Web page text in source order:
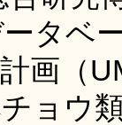
タベ
画（
ョウ